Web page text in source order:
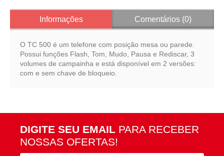
Informações Comentários (0)
O TC 500 é um telefone com posição mesa ou parede.
Possui funções Flash, Tom, Mudo, Pausa e Rediscar, 3
volumes de campainha e está disponível em 2 versões:
com e sem chave de bloqueio.
DIGITE SEU EMAIL PARA RECEBER
NOSSAS OFERTAS!